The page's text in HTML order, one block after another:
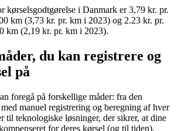
kørselsgodtgørelse i Danmark er 3,79 kr. pr.
km (3,73 kr. pr. km i 2023) og 2.23 kr. pr.
km (2,19 kr. pr. km i 2023).
du kan registrere og
på
foregå på forskellige måder: fra den
manuel registrering og beregning af hver
til teknologiske løsninger, der sikrer, at dine
for deres kørsel (og til tiden).